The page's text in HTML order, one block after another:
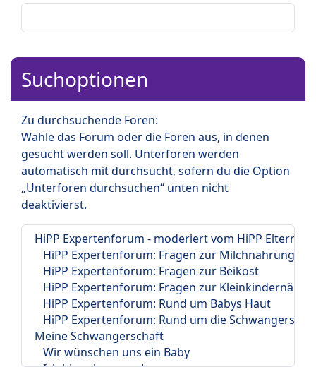
Suchoptionen
Zu durchsuchende Foren:
Wähle das Forum oder die Foren aus, in denen
gesucht werden soll. Unterforen werden
automatisch mit durchsucht, sofern du die Option
„Unterforen durchsuchen“ unten nicht
deaktivierst.